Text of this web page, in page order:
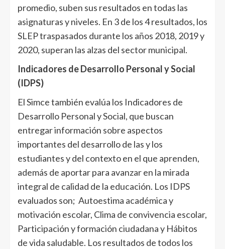
promedio, suben sus resultados en todas las
asignaturas y niveles. En 3 de los 4 resultados, los
SLEP traspasados durante los años 2018, 2019 y
2020, superan las alzas del sector municipal.
Indicadores de Desarrollo Personal y Social
(IDPS)
El Simce también evalúa los Indicadores de
Desarrollo Personal y Social, que buscan
entregar información sobre aspectos
importantes del desarrollo de las y los
estudiantes y del contexto en el que aprenden,
además de aportar para avanzar en la mirada
integral de calidad de la educación. Los IDPS
evaluados son; Autoestima académica y
motivación escolar, Clima de convivencia escolar,
Participación y formación ciudadana y Hábitos
de vida saludable. Los resultados de todos los